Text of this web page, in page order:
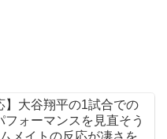
】大谷翔平の1試合での
フォーマンスを見直そう
メイトの反応が凄さを